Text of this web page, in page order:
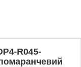
R045-